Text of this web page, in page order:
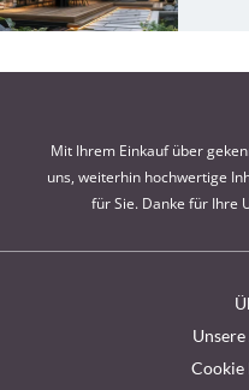
Mit Ihrem Einkauf über
uns, weiterhin hochwertige
für Sie. Danke für Ihre
Cookie